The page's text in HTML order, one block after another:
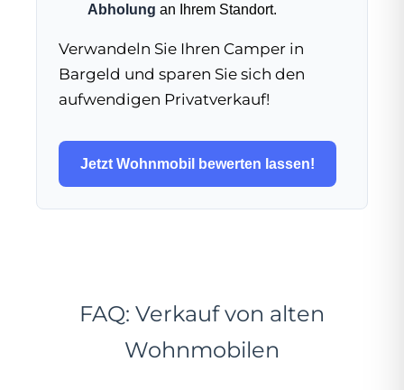
Abholung an Ihrem Standort.
Verwandeln Sie Ihren Camper in
Bargeld und sparen Sie sich den
aufwendigen Privatverkauf!
Jetzt Wohnmobil bewerten lassen!
FAQ: Verkauf von alten
Wohnmobilen